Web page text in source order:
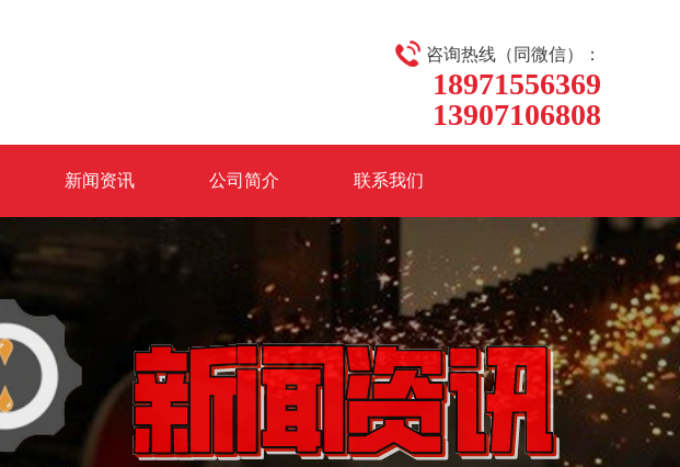
咨询热线（同微信）：
18971556369
13907106808
新闻资讯 公司简介 联系我们